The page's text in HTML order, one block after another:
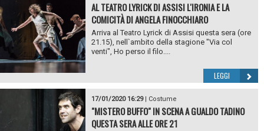
AL TEATRO LYRICK DI ASSISI L'IRONIA E LA
COMICITÀ DI ANGELA FINOCCHIARO
Arriva al Teatro Lyrick di Assisi questa sera (ore
21.15), nell`ambito della stagione "Via col
venti", Ho perso il filo....
LEGGI
17/01/2020 16:29| Costume
"MISTERO BUFFO" IN SCENA A GUALDO TADINO
QUESTA SERA ALLE ORE 21